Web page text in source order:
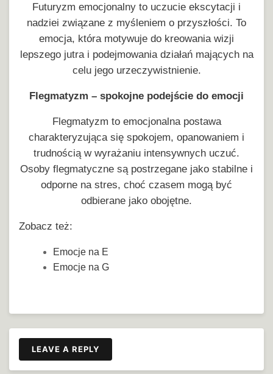
Futuryzm emocjonalny to uczucie ekscytacji i
nadziei związane z myśleniem o przyszłości. To
emocja, która motywuje do kreowania wizji
lepszego jutra i podejmowania działań mających na
celu jego urzeczywistnienie.
Flegmatyzm – spokojne podejście do emocji
Flegmatyzm to emocjonalna postawa
charakteryzująca się spokojem, opanowaniem i
trudnością w wyrażaniu intensywnych uczuć.
Osoby flegmatyczne są postrzegane jako stabilne i
odporne na stres, choć czasem mogą być
odbierane jako obojętne.
Zobacz też:
Emocje na E
Emocje na G
LEAVE A REPLY